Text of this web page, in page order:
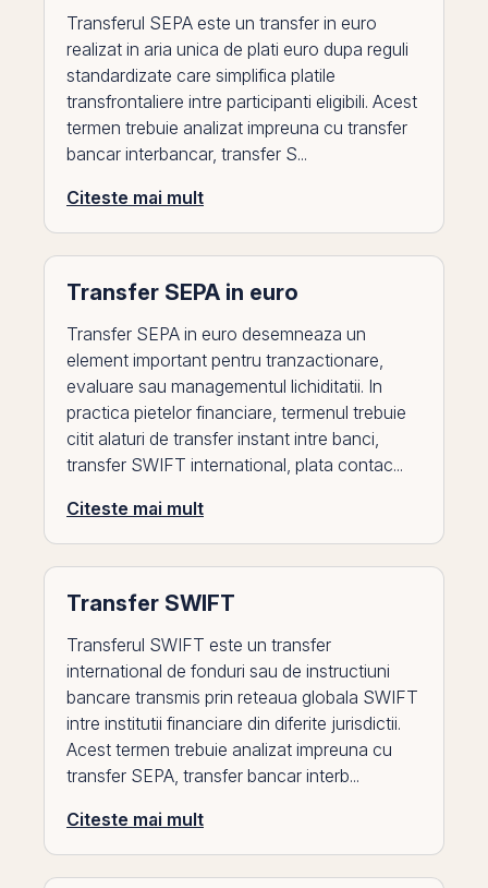
Transferul SEPA este un transfer in euro
realizat in aria unica de plati euro dupa reguli
standardizate care simplifica platile
transfrontaliere intre participanti eligibili. Acest
termen trebuie analizat impreuna cu transfer
bancar interbancar, transfer S...
Citeste mai mult
Transfer SEPA in euro
Transfer SEPA in euro desemneaza un
element important pentru tranzactionare,
evaluare sau managementul lichiditatii. In
practica pietelor financiare, termenul trebuie
citit alaturi de transfer instant intre banci,
transfer SWIFT international, plata contac...
Citeste mai mult
Transfer SWIFT
Transferul SWIFT este un transfer
international de fonduri sau de instructiuni
bancare transmis prin reteaua globala SWIFT
intre institutii financiare din diferite jurisdictii.
Acest termen trebuie analizat impreuna cu
transfer SEPA, transfer bancar interb...
Citeste mai mult